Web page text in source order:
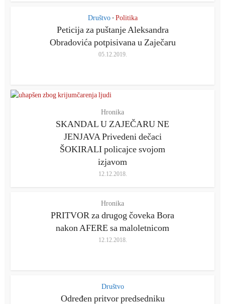
Društvo • Politika
Peticija za puštanje Aleksandra
Obradovića potpisivana u Zaječaru
05.12.2019.
Hronika
SKANDAL U ZAJEČARU NE
JENJAVA Privedeni dečaci
ŠOKIRALI policajce svojom
izjavom
12.12.2018.
Hronika
PRITVOR za drugog čoveka Bora
nakon AFERE sa maloletnicom
12.12.2018.
Društvo
Određen pritvor predsedniku